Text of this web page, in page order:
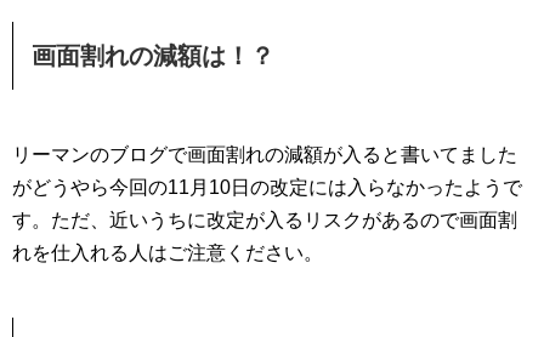
画面割れの減額は！？
リーマンのブログで画面割れの減額が入ると書いてました
がどうやら今回の11月10日の改定には入らなかったようで
す。ただ、近いうちに改定が入るリスクがあるので画面割
れを仕入れる人はご注意ください。